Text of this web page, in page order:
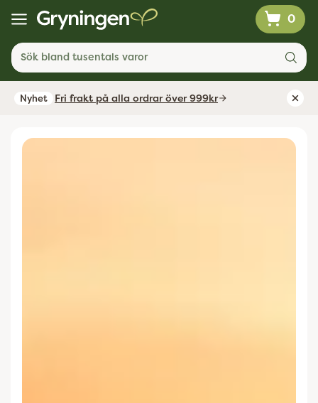
0
Sök bland tusentals varor
Nyhet Fri frakt på alla ordrar över 999kr